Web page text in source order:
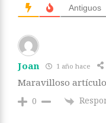
Antiguos
Joan 1 año hace
Maravilloso
0